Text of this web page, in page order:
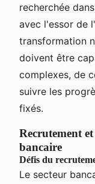
recherchée
avec l'essor de
transformation
doivent être
complexes, de
suivre les
fixés.
Recrutement
bancaire
Défis du
Le secteur